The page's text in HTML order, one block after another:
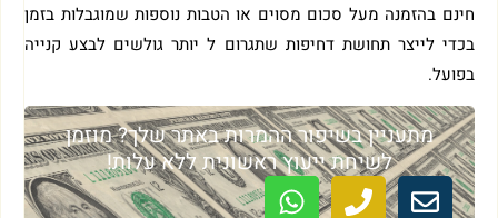
חינם בהזמנה מעל סכום מסוים או הטבות נוספות שמוגבלות בזמן
בכדי לייצר תחושת דחיפות שתגרום ל יותר גולשים לבצע קנייה
בפועל.
מתעניין בשיפור ההמרות באתר שלך? מוזמן
לשיחת ייעוץ ראשונית ללא עלות!